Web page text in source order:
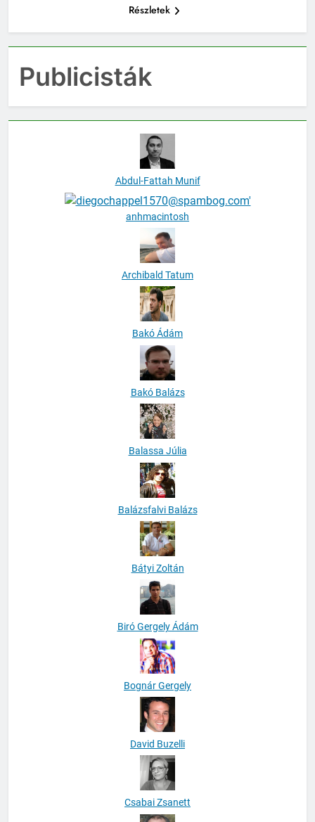
Részletek
Publicisták
Abdul-Fattah Munif
anhmacintosh
Archibald Tatum
Bakó Ádám
Bakó Balázs
Balassa Júlia
Balázsfalvi Balázs
Bátyi Zoltán
Biró Gergely Ádám
Bognár Gergely
David Buzelli
Csabai Zsanett